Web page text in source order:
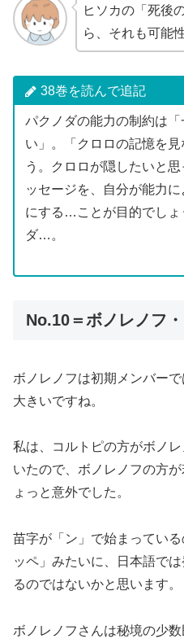
ヒソカの「死後
ら、それも可能
38巻を読んで追記
パクノダの能力の制約は
い」。「クロロの記憶を
う。クロロが隠したいと
ッセージを、自分が能力
にする…ことが目的でしょ
ダ…。
No.10＝ボノレノフ
ボノレノフは初期メンバー
大きいですね。
私は、コルトピの方がボノ
いたので、ボノレノフの方
ょっと意外でした。
苗字が「ン」で始まってい
ッペ」みたいに、日本語で
るのではないかと思います。
ボノレノフさんは秘境の少